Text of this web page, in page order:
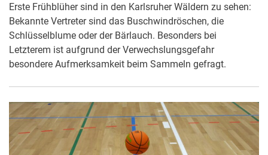
Erste Frühblüher sind in den Karlsruher Wäldern zu sehen:
Bekannte Vertreter sind das Buschwindröschen, die
Schlüsselblume oder der Bärlauch. Besonders bei
Letzterem ist aufgrund der Verwechslungsgefahr
besondere Aufmerksamkeit beim Sammeln gefragt.